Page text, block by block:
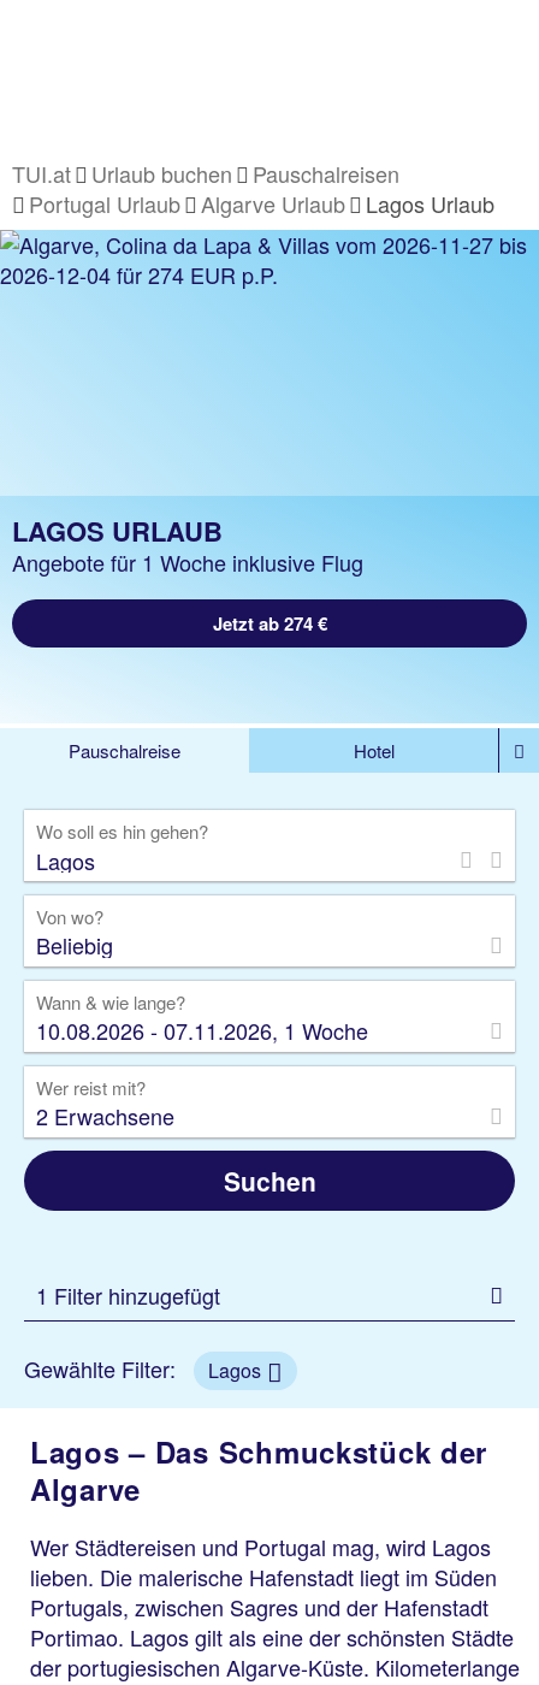
TUI.at Urlaub buchen
Pauschalreisen
Portugal Urlaub
Algarve Urlaub Lagos Urlaub
LAGOS URLAUB
Angebote für 1 Woche inklusive Flug
Jetzt ab 274 €
Pauschalreise
Hotel
Rundreise
Kreuzfahrt
Gruppenreise
Camper Privattransfer
Wo soll es hin gehen?
Von wo?
Beliebig
Wann & wie lange?
10.08.2026 - 07.11.2026, 1 Woche
Wer reist mit?
2 Erwachsene
Suchen
1 Filter hinzugefügt
Gewählte Filter: Lagos
Lagos – Das Schmuckstück der
Algarve
Wer Städtereisen und Portugal mag, wird Lagos
lieben. Die malerische Hafenstadt liegt im Süden
Portugals, zwischen Sagres und der Hafenstadt
Portimao. Lagos gilt als eine der schönsten Städte
der portugiesischen Algarve-Küste. Kilometerlange